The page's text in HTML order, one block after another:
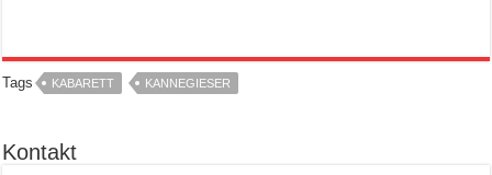
Tags KABARETT KANNEGIESER
Kontakt